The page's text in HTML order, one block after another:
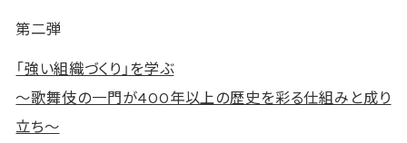
第二弾
「強い組織づくり」を学ぶ
～歌舞伎の一門が400年以上の歴史を彩る仕組みと成り
立ち～